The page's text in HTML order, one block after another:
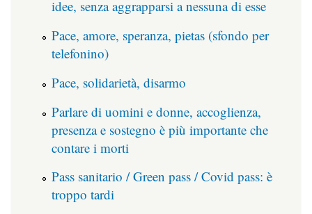
idee, senza aggrapparsi a nessuna di esse
Pace, amore, speranza, pietas (sfondo per
telefonino)
Pace, solidarietà, disarmo
Parlare di uomini e donne, accoglienza,
presenza e sostegno è più importante che
contare i morti
Pass sanitario / Green pass / Covid pass: è
troppo tardi